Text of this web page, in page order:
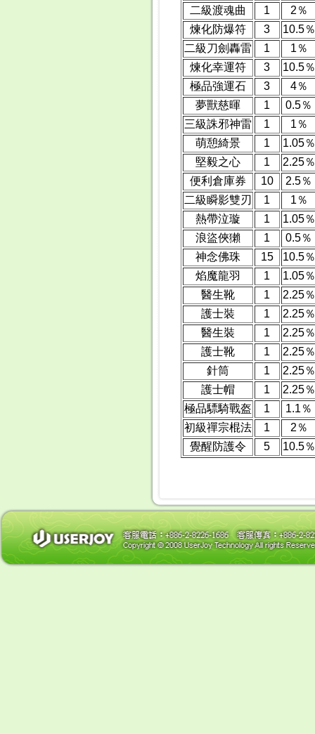
二級渡魂曲
1
2％
煉化防爆符
3
10.5％
二級刀劍轟雷
1
1％
煉化幸運符
3
10.5％
極品強運石
3
4％
夢獸慈暉
1
0.5％
三級誅邪神雷
1
1％
萌憩綺景
1
1.05％
堅毅之心
1
2.25％
便利倉庫券
10
2.5％
二級瞬影雙刃
1
1％
熱帶泣璇
1
1.05％
浪盜俠獺
1
0.5％
神念佛珠
15
10.5％
焰魔龍羽
1
1.05％
醫生靴
1
2.25％
護士裝
1
2.25％
醫生裝
1
2.25％
護士靴
1
2.25％
針筒
1
2.25％
護士帽
1
2.25％
極品驃騎戰盔
1
1.1％
初級禪宗棍法
1
2％
覺醒防護令
5 10.5％